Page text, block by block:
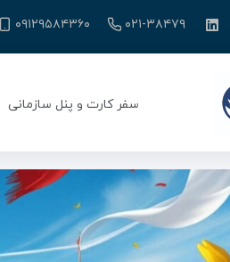
۰۲۱-۳۸۴۷۹ ۰۹۱۲۹۵۸۴۳۶۰
سفر کارت و پنل سازمانی